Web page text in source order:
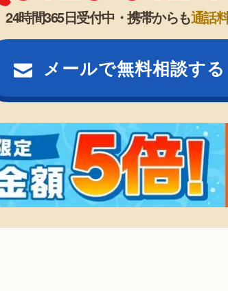
24時間365日受付中・携帯からも通話
メールで無料相談する